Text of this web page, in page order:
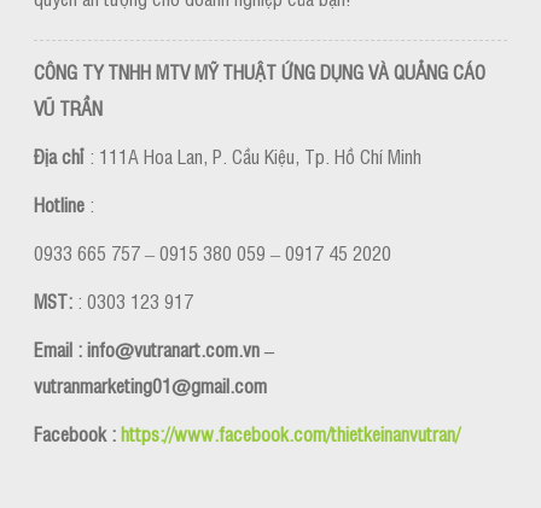
CÔNG TY TNHH MTV MỸ THUẬT ỨNG DỤNG VÀ QUẢNG CÁO
VŨ TRẦN
Địa chỉ : 111A Hoa Lan, P. Cầu Kiệu, Tp. Hồ Chí Minh
Hotline :
0933 665 757 – 0915 380 059 – 0917 45 2020
MST: : 0303 123 917
Email : info@vutranart.com.vn –
vutranmarketing01@gmail.com
Facebook :https://www.facebook.com/thietkeinanvutran/